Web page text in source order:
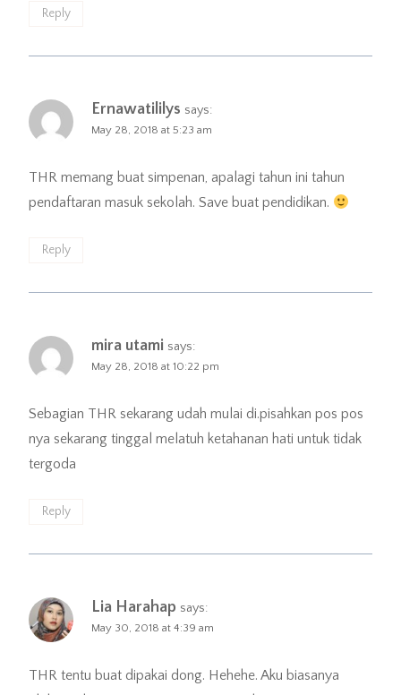
Reply
Ernawatililys says:
May 28, 2018 at 5:23 am
THR memang buat simpenan, apalagi tahun ini tahun
pendaftaran masuk sekolah. Save buat pendidikan.
Reply
mira utami says:
May 28, 2018 at 10:22 pm
Sebagian THR sekarang udah mulai di.pisahkan pos pos
nya sekarang tinggal melatuh ketahanan hati untuk tidak
tergoda
Reply
Lia Harahap says:
May 30, 2018 at 4:39 am
THR tentu buat dipakai dong. Hehehe. Aku biasanya